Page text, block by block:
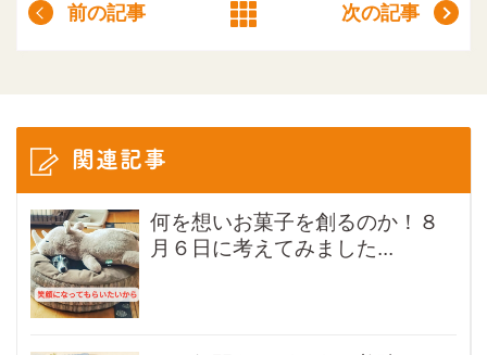
前の記事 次の記事
関連記事
何を想いお菓子を創るのか！８
月６日に考えてみました...